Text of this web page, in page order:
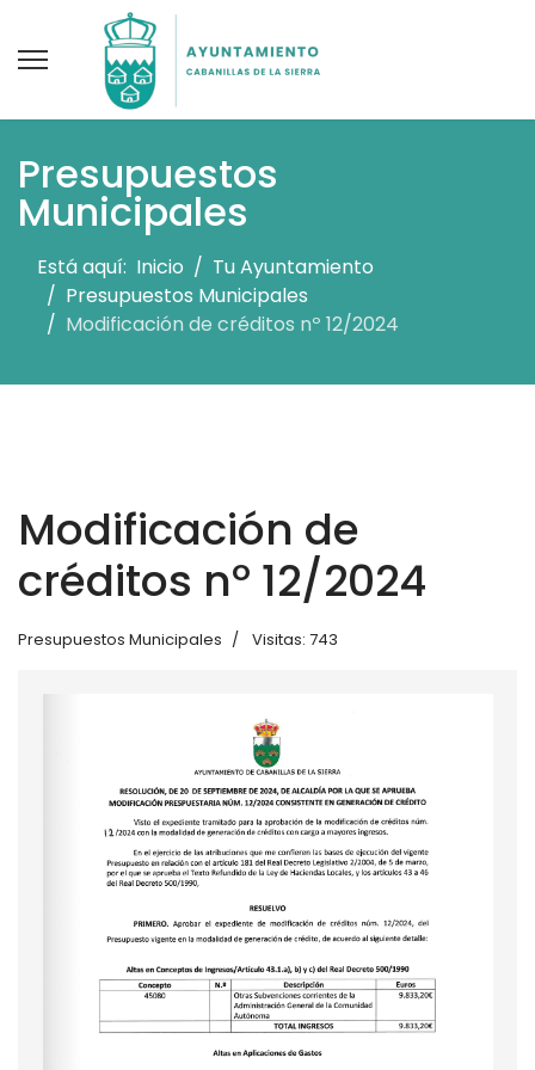
Presupuestos
Municipales
Está aquí: Inicio
Tu Ayuntamiento
Presupuestos Municipales
Modificación de créditos nº 12/2024
Modificación de
créditos nº 12/2024
Presupuestos Municipales Visitas: 743